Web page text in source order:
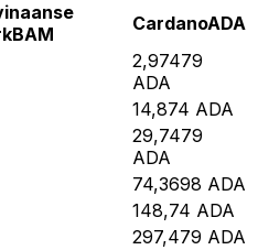
BAM CardanoADA
2,97479
ADA
14,874 ADA
29,7479
ADA
74,3698 ADA
148,74 ADA
297,479 ADA